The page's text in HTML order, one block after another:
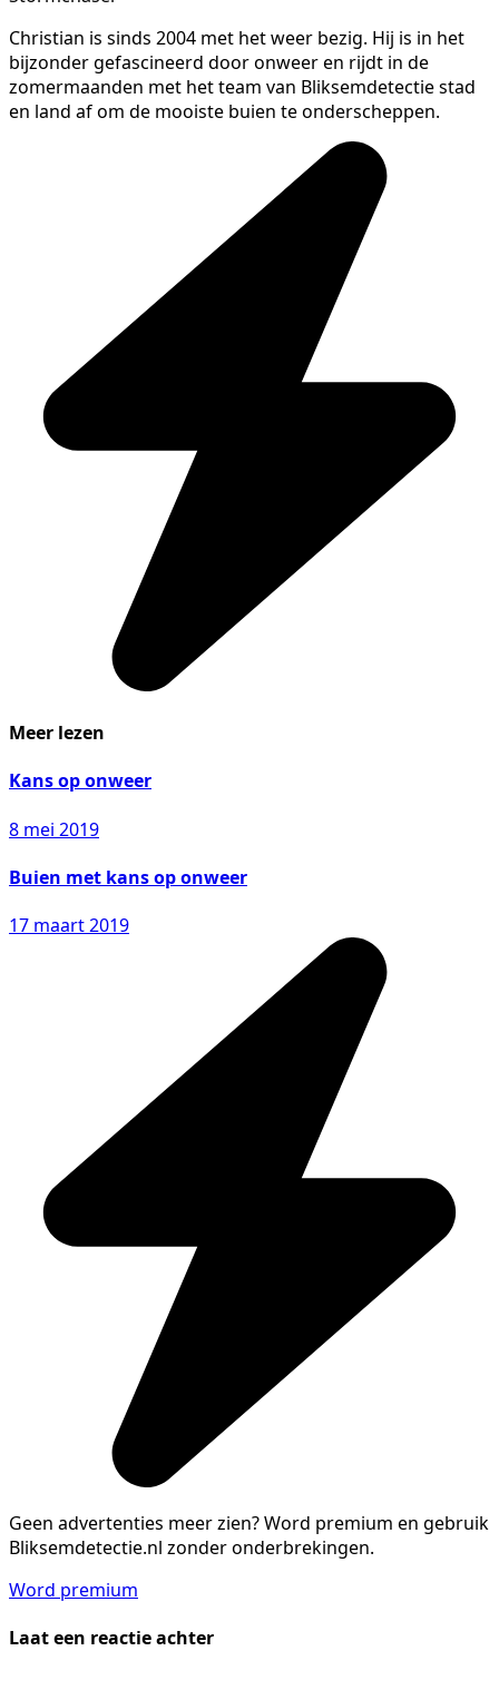
Christian is sinds 2004 met het weer bezig. Hij is in het
bijzonder gefascineerd door onweer en rijdt in de
zomermaanden met het team van Bliksemdetectie stad
en land af om de mooiste buien te onderscheppen.
Meer lezen
Kans op onweer
8 mei 2019
Buien met kans op onweer
17 maart 2019
Geen advertenties meer zien?Word premium en gebruik
Bliksemdetectie.nl zonder onderbrekingen.
Word premium
Laat een reactie achter